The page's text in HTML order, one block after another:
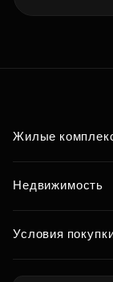
Жилые
Недвижимость
Условия